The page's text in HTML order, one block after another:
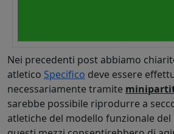
Nei precedenti post abbiamo
atletico Specifico deve essere
necessariamente tramite
sarebbe possibile riprodurre a
atletiche del modello funzionale del